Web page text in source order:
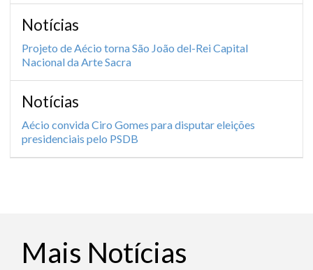
Notícias
Projeto de Aécio torna São João del-Rei Capital
Nacional da Arte Sacra
Notícias
Aécio convida Ciro Gomes para disputar eleições
presidenciais pelo PSDB
Mais Notícias